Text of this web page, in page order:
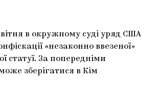
АРТЦЕНТРИМАРГІНАЛІЇ
CULT ПРО РІЗДВЯНІ СВЯТА
в окружному суді уряд США
«незаконно ввезеної»
статуї. За попередніми
зберігатися в Кім